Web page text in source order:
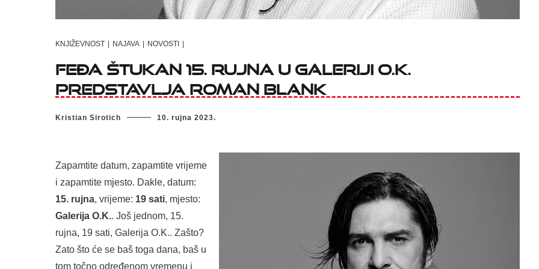
KNJIŽEVNOST NAJAVA NOVOSTI
Feđa Štukan 15. rujna u Galeriji O.K.
predstavlja roman Blank
Kristian Sirotich 10. rujna 2023.
Zapamtite datum, zapamtite vrijeme
i zapamtite mjesto. Dakle, datum:
15. rujna, vrijeme: 19 sati, mjesto:
Galerija O.K.. Još jednom, 15.
rujna, 19 sati, Galerija O.K.. Zašto?
Zato što će se baš toga dana, baš u
tom točno određenom vremenu i